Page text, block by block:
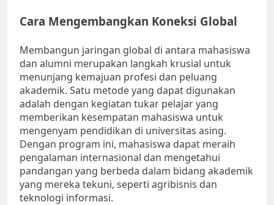
Cara Mengembangkan Koneksi Global
Membangun jaringan global di antara mahasiswa
dan alumni merupakan langkah krusial untuk
menunjang kemajuan profesi dan peluang
akademik. Satu metode yang dapat digunakan
adalah dengan kegiatan tukar pelajar yang
memberikan kesempatan mahasiswa untuk
mengenyam pendidikan di universitas asing.
Dengan program ini, mahasiswa dapat meraih
pengalaman internasional dan mengetahui
pandangan yang berbeda dalam bidang akademik
yang mereka tekuni, seperti agribisnis dan
teknologi informasi.